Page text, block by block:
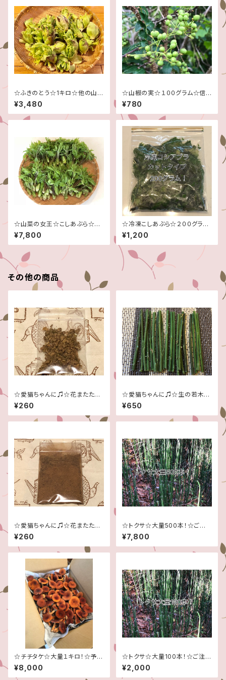
☆ふきのとう☆1キロ☆他の山菜
との同梱不可☆予約販売３月中
頃～４月頃の発送予定です☆
¥3,480
☆山椒の実☆１００グラム☆信
州産☆予約販売☆6月中頃から
の発送予定です☆
¥780
☆山菜の女王☆こしあぶら☆お
得です！たっぷり1キロ！☆予約販
売☆4月末頃からから5月中頃
の発送予定です☆予約販売☆
¥7,800
☆冷凍こしあぶら☆２００グラ
ム！☆山菜の女王☆信州産♪☆
コシアブラ☆
¥1,200
その他の商品
☆愛猫ちゃんに♫☆花またたび
の実粉砕タイプ(木天寥)☆
¥260
☆愛猫ちゃんに♫☆生の若木☆
季節限定です！☆１５本セット☆
¥650
☆愛猫ちゃんに♫☆花またたび
の実粉末タイプ(木天寥)☆
¥260
☆トクサ☆大量500本！☆ご注
文頂いてから採取させて頂きま
す☆
¥7,800
☆チチタケ☆大量１キロ！☆予約
販売☆7月末頃から8月末頃の
発送予定です☆信州産☆チタケ
¥8,000
☆トクサ☆大量100本！☆ご注文
頂いてから採取させて頂きます
☆
¥2,000